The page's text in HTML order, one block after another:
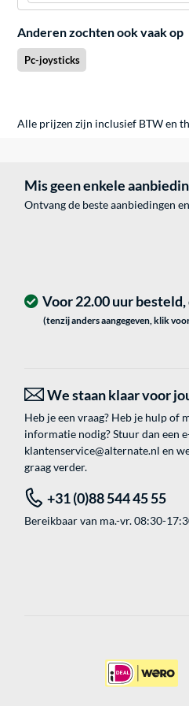
Anderen zochten ook vaak op
Pc-joysticks
Alle prijzen zijn inclusief BTW en
Mis geen enkele
Ontvang de beste aanbiedingen
Voor 22.00 uur
(tenzij anders aangegeven, klik
We staan klaar voor
Heb je een vraag? Heb je hulp of
informatie nodig? Stuur dan een
klantenservice@alternate.nl en
graag verder.
+31 (0)88 544 45 55
Bereikbaar van ma.-vr. 08:30-